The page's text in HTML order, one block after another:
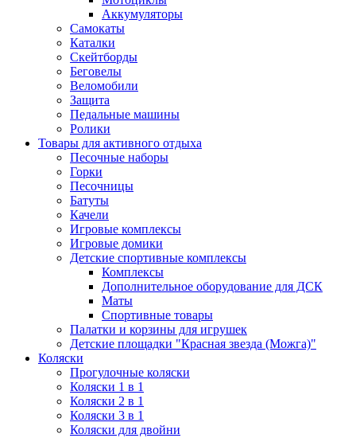
Аккумуляторы
Самокаты
Каталки
Скейтборды
Беговелы
Веломобили
Защита
Педальные машины
Ролики
Товары для активного отдыха
Песочные наборы
Горки
Песочницы
Батуты
Качели
Игровые комплексы
Игровые домики
Детские спортивные комплексы
Комплексы
Дополнительное оборудование для ДСК
Маты
Спортивные товары
Палатки и корзины для игрушек
Детские площадки "Красная звезда (Можга)"
Коляски
Прогулочные коляски
Коляски 1 в 1
Коляски 2 в 1
Коляски 3 в 1
Коляски для двойни